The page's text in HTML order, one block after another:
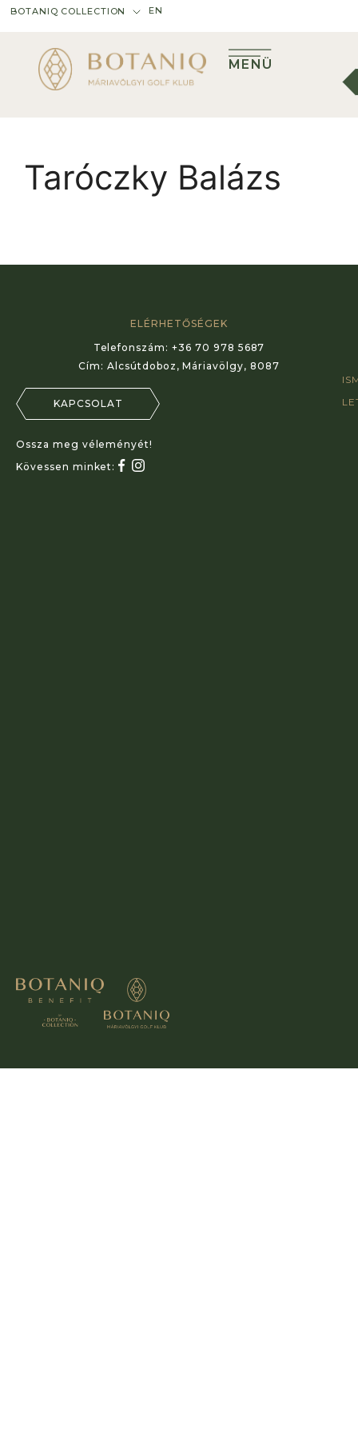
BOTANIQ COLLECTION EN
MENÜ
Taróczky Balázs
ELÉRHETŐSÉGEK
Telefonszám:+36 70 978 5687
Cím: Alcsútdoboz, Máriavölgy, 8087
KAPCSOLAT
Ossza meg véleményét!
Kövessen minket: